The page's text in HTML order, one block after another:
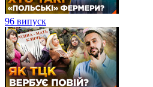
96 випуск